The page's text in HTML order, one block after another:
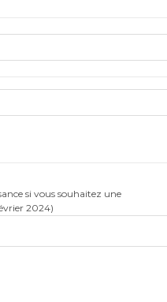
si vous souhaitez une
2024)